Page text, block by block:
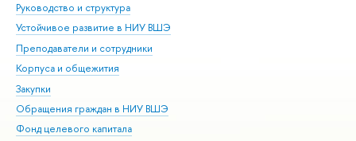
Руководство и структура
Устойчивое развитие в НИУ ВШЭ
Преподаватели и сотрудники
Корпуса и общежития
Закупки
Обращения граждан в НИУ ВШЭ
Фонд целевого капитала